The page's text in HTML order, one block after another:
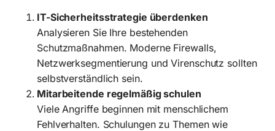
IT-Sicherheitsstrategie überdenken
Analysieren Sie Ihre bestehenden
Schutzmaßnahmen. Moderne Firewalls,
Netzwerksegmentierung und Virenschutz sollten
selbstverständlich sein.
Mitarbeitende regelmäßig schulen
Viele Angriffe beginnen mit menschlichem
Fehlverhalten. Schulungen zu Themen wie